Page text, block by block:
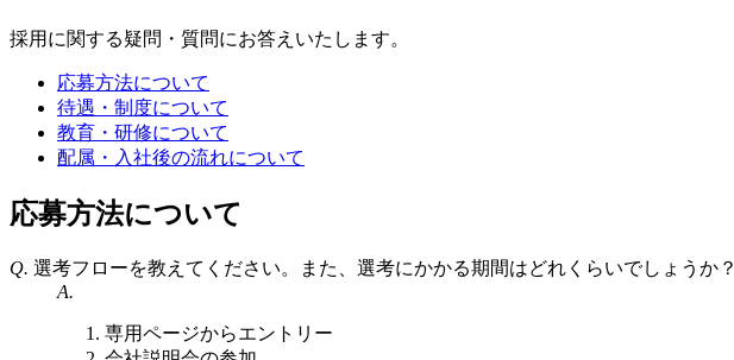
採用に関する疑問・質問にお答えいたします。
応募方法について
待遇・制度について
教育・研修について
配属・入社後の流れについて
応募方法について
Q. 選考フローを教えてください。また、選考にかかる期間はどれくらいでしょうか？
A.
専用ページからエントリー